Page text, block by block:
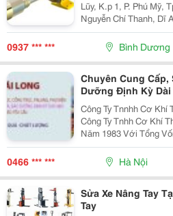
Lũy, K.p 1, P. Phú Mỹ, Tp
Nguyễn Chí Thanh, Dĩ An,
Duẩn, Long Thành, Đồng Nai. - Cn: 86/
Kiệt, Ba
0937 *** *** Bình Dương
Chuyên Cung
Dưỡng Định Kỳ Dài
Công Ty Tnnhh Cơ Khí Thái Long
Công Ty Tnhh Cơ Khí
Năm 1983 Với Tổng
Năm Phát Triển Thái
Tỷ, 3000 Nhân Viên
0466 *** *** Hà Nội
Sửa Xe Nâng Tay
Tay